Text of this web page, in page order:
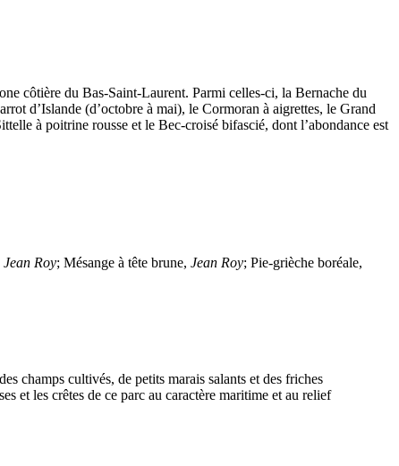
côtière du Bas-Saint-Laurent. Parmi celles-ci, la Bernache du
d’Islande (d’octobre à mai), le Cormoran à aigrettes, le Grand
à poitrine rousse et le Bec-croisé bifascié, dont l’abondance est
Jean Roy; Mésange à tête brune, Jean Roy; Pie-grièche boréale,
champs cultivés, de petits marais salants et des friches
et les crêtes de ce parc au caractère maritime et au relief